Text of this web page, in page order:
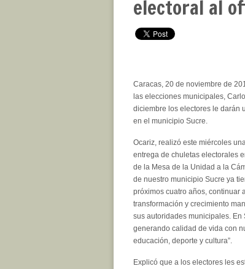
electoral al
Caracas, 20 de noviembre de
las elecciones municipales,
diciembre los electores le darán
en el municipio Sucre.
Ocariz, realizó este miércoles
entrega de chuletas electorales
de la Mesa de la Unidad a la
de nuestro municipio Sucre ya
próximos cuatro años, continuar
transformación y crecimiento
sus autoridades municipales. En
generando calidad de vida con
educación, deporte y cultura”.
Explicó que a los electores les